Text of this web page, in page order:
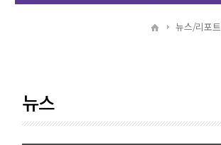
뉴스/리포트
뉴스